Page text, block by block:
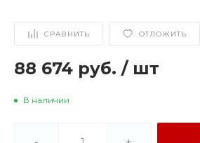
СРАВНИТЬ ОТЛОЖИТЬ
88 674 руб. / шт
В наличии